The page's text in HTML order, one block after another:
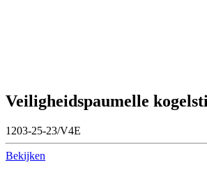
Veiligheidspaumelle
1203-25-23/V4E
Bekijken